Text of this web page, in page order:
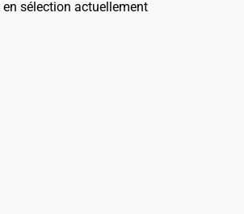
sélection actuellement